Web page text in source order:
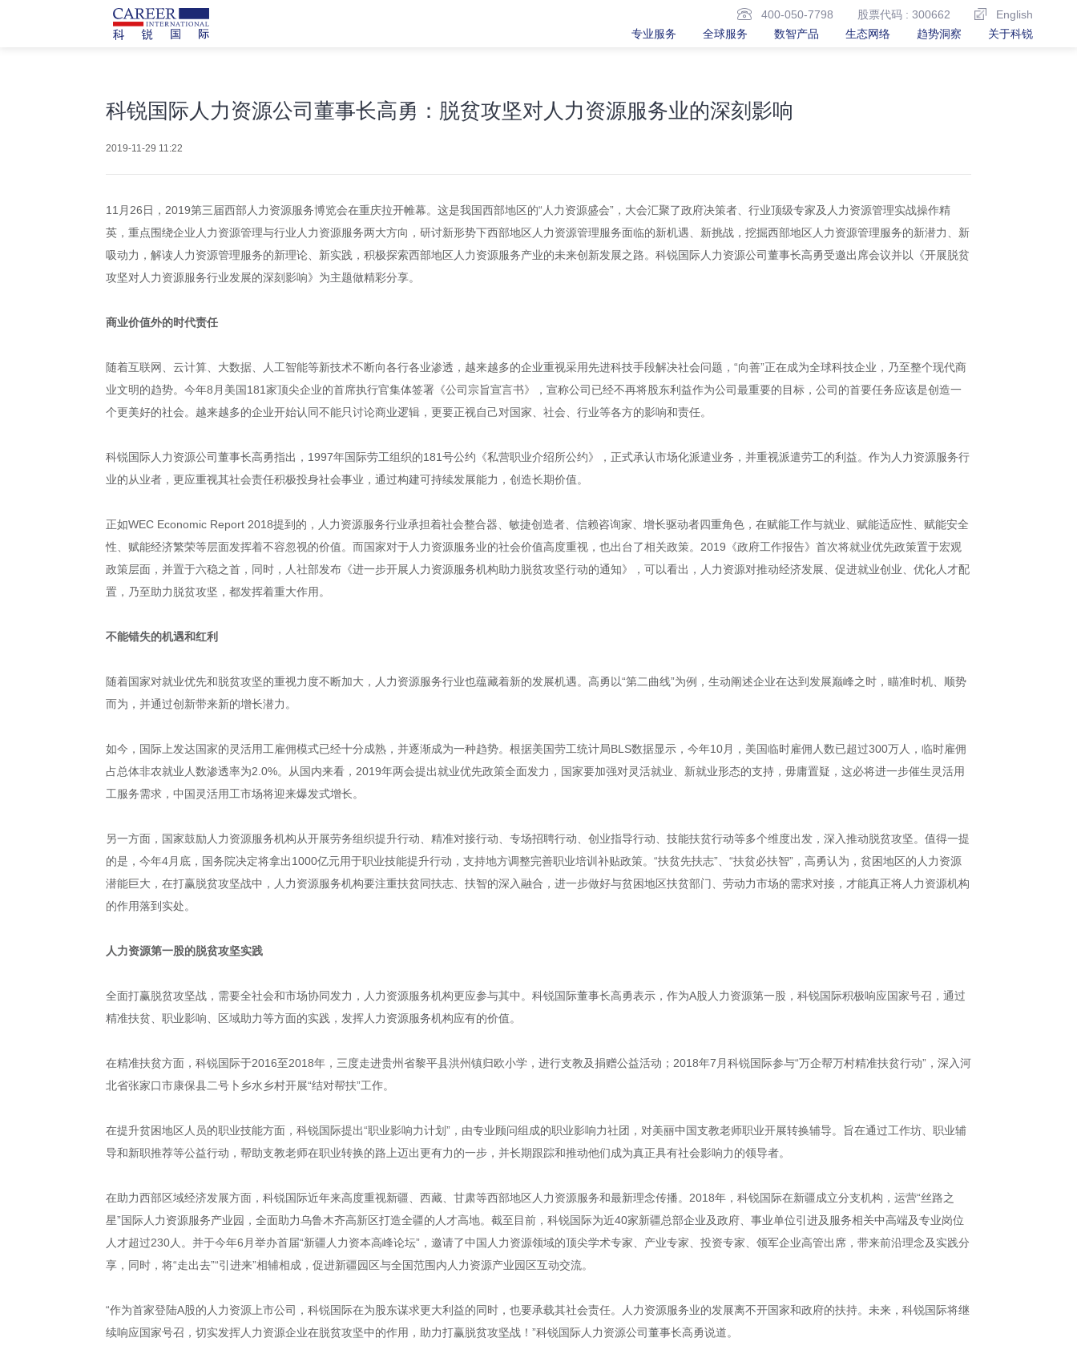
400-050-7798 股票代码 : 300662
English
专业服务
全球服务 数智产品 生态网络 趋势洞察 关于科锐
科锐国际人力资源公司董事长高勇：脱贫攻坚对人力资源服务业的深刻影响
2019-11-29 11:22
11月26日，2019第三届西部人力资源服务博览会在重庆拉开帷幕。这是我国西部地区的“人力资源盛会”，大会汇聚了政府决策者、行业顶级专家及人力资源管理实战操作精
英，重点围绕企业人力资源管理与行业人力资源服务两大方向，研讨新形势下西部地区人力资源管理服务面临的新机遇、新挑战，挖掘西部地区人力资源管理服务的新潜力、新
吸动力，解读人力资源管理服务的新理论、新实践，积极探索西部地区人力资源服务产业的未来创新发展之路。科锐国际人力资源公司董事长高勇受邀出席会议并以《开展脱贫
攻坚对人力资源服务行业发展的深刻影响》为主题做精彩分享。
商业价值外的时代责任
随着互联网、云计算、大数据、人工智能等新技术不断向各行各业渗透，越来越多的企业重视采用先进科技手段解决社会问题，“向善”正在成为全球科技企业，乃至整个现代商
业文明的趋势。今年8月美国181家顶尖企业的首席执行官集体签署《公司宗旨宣言书》，宣称公司已经不再将股东利益作为公司最重要的目标，公司的首要任务应该是创造一
个更美好的社会。越来越多的企业开始认同不能只讨论商业逻辑，更要正视自己对国家、社会、行业等各方的影响和责任。
科锐国际人力资源公司董事长高勇指出，1997年国际劳工组织的181号公约《私营职业介绍所公约》，正式承认市场化派遣业务，并重视派遣劳工的利益。作为人力资源服务行
业的从业者，更应重视其社会责任积极投身社会事业，通过构建可持续发展能力，创造长期价值。
正如WEC Economic Report 2018提到的，人力资源服务行业承担着社会整合器、敏捷创造者、信赖咨询家、增长驱动者四重角色，在赋能工作与就业、赋能适应性、赋能安全
性、赋能经济繁荣等层面发挥着不容忽视的价值。而国家对于人力资源服务业的社会价值高度重视，也出台了相关政策。2019《政府工作报告》首次将就业优先政策置于宏观
政策层面，并置于六稳之首，同时，人社部发布《进一步开展人力资源服务机构助力脱贫攻坚行动的通知》，可以看出，人力资源对推动经济发展、促进就业创业、优化人才配
置，乃至助力脱贫攻坚，都发挥着重大作用。
不能错失的机遇和红利
随着国家对就业优先和脱贫攻坚的重视力度不断加大，人力资源服务行业也蕴藏着新的发展机遇。高勇以“第二曲线”为例，生动阐述企业在达到发展巅峰之时，瞄准时机、顺势
而为，并通过创新带来新的增长潜力。
如今，国际上发达国家的灵活用工雇佣模式已经十分成熟，并逐渐成为一种趋势。根据美国劳工统计局BLS数据显示，今年10月，美国临时雇佣人数已超过300万人，临时雇佣
占总体非农就业人数渗透率为2.0%。从国内来看，2019年两会提出就业优先政策全面发力，国家要加强对灵活就业、新就业形态的支持，毋庸置疑，这必将进一步催生灵活用
工服务需求，中国灵活用工市场将迎来爆发式增长。
另一方面，国家鼓励人力资源服务机构从开展劳务组织提升行动、精准对接行动、专场招聘行动、创业指导行动、技能扶贫行动等多个维度出发，深入推动脱贫攻坚。值得一提
的是，今年4月底，国务院决定将拿出1000亿元用于职业技能提升行动，支持地方调整完善职业培训补贴政策。“扶贫先扶志”、“扶贫必扶智”，高勇认为，贫困地区的人力资源
潜能巨大，在打赢脱贫攻坚战中，人力资源服务机构要注重扶贫同扶志、扶智的深入融合，进一步做好与贫困地区扶贫部门、劳动力市场的需求对接，才能真正将人力资源机构
的作用落到实处。
人力资源第一股的脱贫攻坚实践
全面打赢脱贫攻坚战，需要全社会和市场协同发力，人力资源服务机构更应参与其中。科锐国际董事长高勇表示，作为A股人力资源第一股，科锐国际积极响应国家号召，通过
精准扶贫、职业影响、区域助力等方面的实践，发挥人力资源服务机构应有的价值。
在精准扶贫方面，科锐国际于2016至2018年，三度走进贵州省黎平县洪州镇归欧小学，进行支教及捐赠公益活动；2018年7月科锐国际参与“万企帮万村精准扶贫行动”，深入河
北省张家口市康保县二号卜乡水乡村开展“结对帮扶”工作。
在提升贫困地区人员的职业技能方面，科锐国际提出“职业影响力计划”，由专业顾问组成的职业影响力社团，对美丽中国支教老师职业开展转换辅导。旨在通过工作坊、职业辅
导和新职推荐等公益行动，帮助支教老师在职业转换的路上迈出更有力的一步，并长期跟踪和推动他们成为真正具有社会影响力的领导者。
在助力西部区域经济发展方面，科锐国际近年来高度重视新疆、西藏、甘肃等西部地区人力资源服务和最新理念传播。2018年，科锐国际在新疆成立分支机构，运营“丝路之
星”国际人力资源服务产业园，全面助力乌鲁木齐高新区打造全疆的人才高地。截至目前，科锐国际为近40家新疆总部企业及政府、事业单位引进及服务相关中高端及专业岗位
人才超过230人。并于今年6月举办首届“新疆人力资本高峰论坛”，邀请了中国人力资源领域的顶尖学术专家、产业专家、投资专家、领军企业高管出席，带来前沿理念及实践分
享，同时，将“走出去”“引进来”相辅相成，促进新疆园区与全国范围内人力资源产业园区互动交流。
“作为首家登陆A股的人力资源上市公司，科锐国际在为股东谋求更大利益的同时，也要承载其社会责任。人力资源服务业的发展离不开国家和政府的扶持。未来，科锐国际将继
续响应国家号召，切实发挥人力资源企业在脱贫攻坚中的作用，助力打赢脱贫攻坚战！”科锐国际人力资源公司董事长高勇说道。